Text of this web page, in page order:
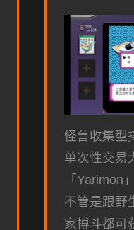
怪兽收集型
单次性交易
「Yarimon
不管是跟野
家搏斗都可